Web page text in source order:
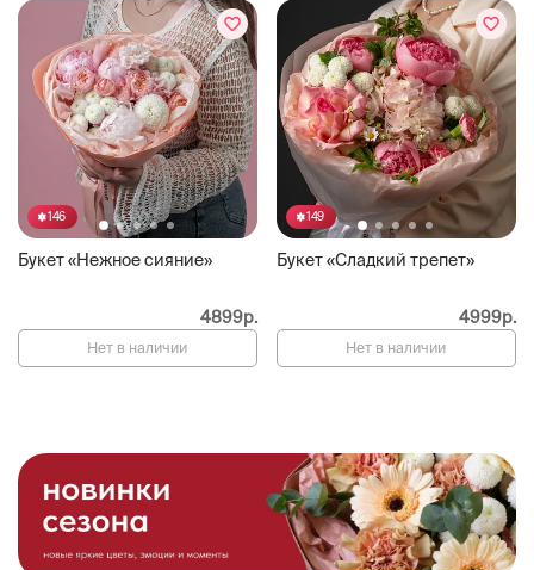
146
Букет «Нежное сияние»
4899р.
Нет в наличии
149
Букет «Сладкий трепет»
4999р.
Нет в наличии